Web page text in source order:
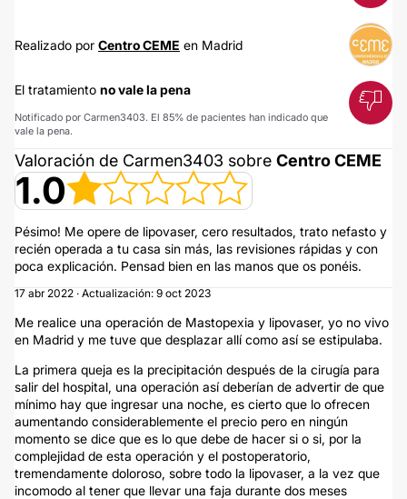
Realizado por Centro CEME en Madrid
El tratamiento no vale la pena
Notificado por Carmen3403. El 85% de pacientes han indicado que
vale la pena.
Valoración de Carmen3403 sobre Centro CEME
1.0
Pésimo! Me opere de lipovaser, cero resultados, trato nefasto y
recién operada a tu casa sin más, las revisiones rápidas y con
poca explicación. Pensad bien en las manos que os ponéis.
17 abr 2022 · Actualización: 9 oct 2023
Me realice una operación de Mastopexia y lipovaser, yo no vivo
en Madrid y me tuve que desplazar allí como así se estipulaba.
La primera queja es la precipitación después de la cirugía para
salir del hospital, una operación así deberían de advertir de que
mínimo hay que ingresar una noche, es cierto que lo ofrecen
aumentando considerablemente el precio pero en ningún
momento se dice que es lo que debe de hacer si o si, por la
complejidad de esta operación y el postoperatorio,
tremendamente doloroso, sobre todo la lipovaser, a la vez que
incomodo al tener que llevar una faja durante dos meses